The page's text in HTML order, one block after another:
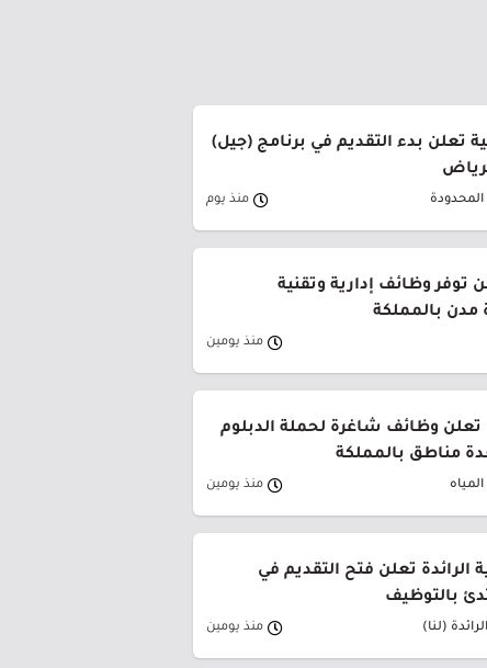
تعلن بدء التقديم في برنامج (جيل)
منذ يوم
توفر وظائف إدارية وتقنية
بالمملكة
منذ يومين
تعلن وظائف شاغرة لحملة الدبلوم
مناطق بالمملكة
منذ يومين
الرائدة تعلن فتح التقديم في
بالتوظيف
(لنا) منذ يومين